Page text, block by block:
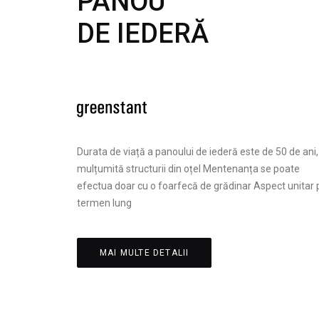
DE IEDERĂ
Durata de viață a panoului de iederă este de 50 de ani,
mulțumită structurii din oțel Mentenanța se poate
efectua doar cu o foarfecă de grădinar Aspect unitar
termen lung
MAI MULTE DETALII